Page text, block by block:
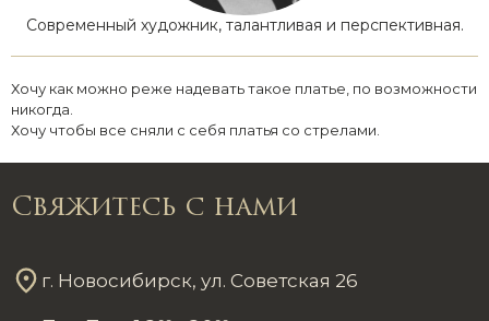
Современный художник, талантливая и перспективная.
Хочу как можно реже надевать такое платье, по возможности
никогда.
Хочу чтобы все сняли с себя платья со стрелами.
Свяжитесь с нами
г. Новосибирск, ул. Советская 26